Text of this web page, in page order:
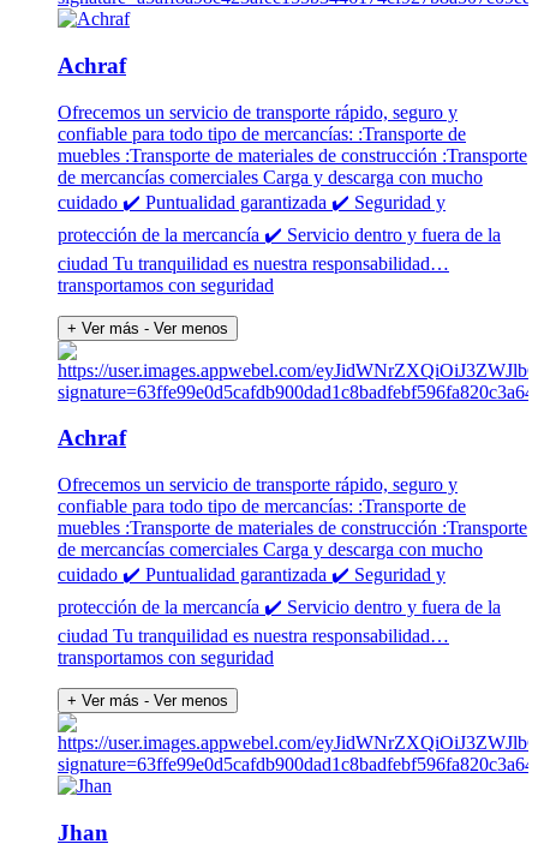
Achraf
Ofrecemos un servicio de transporte rápido, seguro y
confiable para todo tipo de mercancías: :Transporte de
muebles :Transporte de materiales de construcción :Transporte
de mercancías comerciales Carga y descarga con mucho
cuidado ✔️ Puntualidad garantizada ✔️ Seguridad y
protección de la mercancía ✔️ Servicio dentro y fuera de la
ciudad Tu tranquilidad es nuestra responsabilidad…
transportamos con seguridad
+ Ver más - Ver menos
Achraf
Ofrecemos un servicio de transporte rápido, seguro y
confiable para todo tipo de mercancías: :Transporte de
muebles :Transporte de materiales de construcción :Transporte
de mercancías comerciales Carga y descarga con mucho
cuidado ✔️ Puntualidad garantizada ✔️ Seguridad y
protección de la mercancía ✔️ Servicio dentro y fuera de la
ciudad Tu tranquilidad es nuestra responsabilidad…
transportamos con seguridad
+ Ver más - Ver menos
Jhan